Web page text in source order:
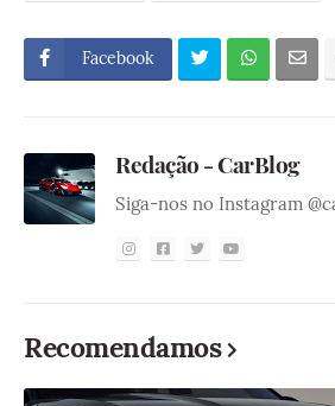
Facebook
Redação - CarBlog
Siga-nos no Instagram
Recomendamos